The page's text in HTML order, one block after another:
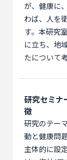
が、健康に
わば、人を
す。本研究
に立ち、地
たについて
研究セミナ
徴
研究のテー
動と健康問
主体的に設